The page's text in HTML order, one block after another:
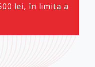
lei, în limita a